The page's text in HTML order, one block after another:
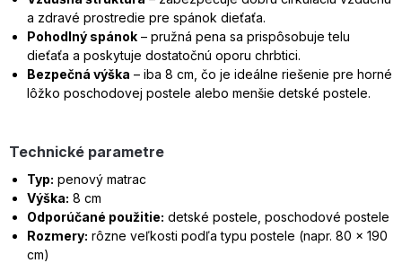
a zdravé prostredie pre spánok dieťaťa.
Pohodlný spánok – pružná pena sa prispôsobuje telu
dieťaťa a poskytuje dostatočnú oporu chrbtici.
Bezpečná výška – iba 8 cm, čo je ideálne riešenie pre horné
lôžko poschodovej postele alebo menšie detské postele.
Technické parametre
Typ: penový matrac
Výška: 8 cm
Odporúčané použitie: detské postele, poschodové postele
Rozmery: rôzne veľkosti podľa typu postele (napr. 80 × 190
cm)